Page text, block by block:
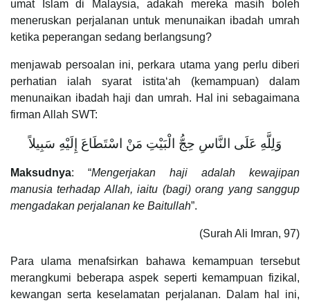
umat Islam di Malaysia, adakah mereka masih boleh
meneruskan perjalanan untuk menunaikan ibadah umrah
ketika peperangan sedang berlangsung?
menjawab persoalan ini, perkara utama yang perlu diberi
perhatian ialah syarat istita‘ah (kemampuan) dalam
menunaikan ibadah haji dan umrah. Hal ini sebagaimana
firman Allah SWT:
وَلِلَّهِ عَلَى النَّاسِ حِجُّ الْبَيْتِ مَنْ اسْتَطَاعَ إِلَيْهِ سَبِيلاً
Maksudnya: “Mengerjakan haji adalah kewajipan
manusia terhadap Allah, iaitu (bagi) orang yang sanggup
mengadakan perjalanan ke Baitullah”.
(Surah Ali Imran, 97)
Para ulama menafsirkan bahawa kemampuan tersebut
merangkumi beberapa aspek seperti kemampuan fizikal,
kewangan serta keselamatan perjalanan. Dalam hal ini,